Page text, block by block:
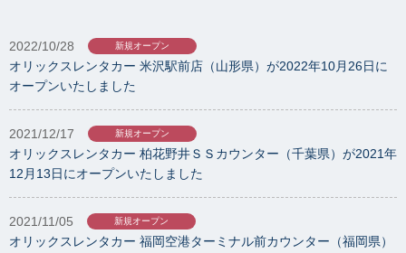
2022/10/28 新規オープン
オリックスレンタカー 米沢駅前店（山形県）が2022年10月26日に
オープンいたしました
2021/12/17 新規オープン
オリックスレンタカー 柏花野井ＳＳカウンター（千葉県）が2021年
12月13日にオープンいたしました
2021/11/05 新規オープン
オリックスレンタカー 福岡空港ターミナル前カウンター（福岡県）